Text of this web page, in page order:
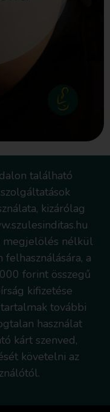
található
kizárólag
megjelölés nélkül
a
forint összegű
kifizetése
további
használat
kárt szenved,
követelni az